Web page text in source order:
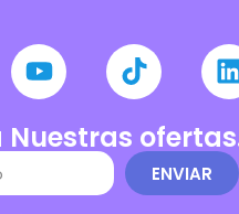
Nuestras
ENVIAR